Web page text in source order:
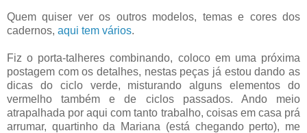
Quem quiser ver os outros modelos, temas e cores dos
cadernos, aqui tem vários.
Fiz o porta-talheres combinando, coloco em uma próxima
postagem com os detalhes, nestas peças já estou dando as
dicas do ciclo verde, misturando alguns elementos do
vermelho também e de ciclos passados. Ando meio
atrapalhada por aqui com tanto trabalho, coisas em casa prá
arrumar, quartinho da Mariana (está chegando perto), me